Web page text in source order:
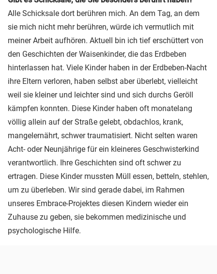
Alle Schicksale dort berühren mich. An dem Tag, an dem
sie mich nicht mehr berühren, würde ich vermutlich mit
meiner Arbeit aufhören. Aktuell bin ich tief erschüttert von
den Geschichten der Waisenkinder, die das Erdbeben
hinterlassen hat. Viele Kinder haben in der Erdbeben-Nacht
ihre Eltern verloren, haben selbst aber überlebt, vielleicht
weil sie kleiner und leichter sind und sich durchs Geröll
kämpfen konnten. Diese Kinder haben oft monatelang
völlig allein auf der Straße gelebt, obdachlos, krank,
mangelernährt, schwer traumatisiert. Nicht selten waren
Acht- oder Neunjährige für ein kleineres Geschwisterkind
verantwortlich. Ihre Geschichten sind oft schwer zu
ertragen. Diese Kinder mussten Müll essen, betteln, stehlen,
um zu überleben. Wir sind gerade dabei, im Rahmen
unseres Embrace-Projektes diesen Kindern wieder ein
Zuhause zu geben, sie bekommen medizinische und
psychologische Hilfe.